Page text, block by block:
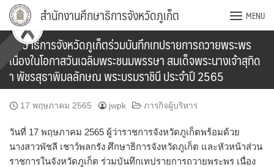
Skip
content
สำนักงานศึกษาธิการจังหวัดภูเก็ต MENU
ศึกษาธิการจังหวัดภูเก็ตร่วมบันทึกเทปรายการถวายพระพร
เนื่องในโอกาสวันเฉลิมพระชนมพรรษา สมเด็จพระนางเจ้าสุทิด
า พัชรสุธาพิมลลักษณ พระบรมราชินี ประจำปี 2565
17 พฤษภาคม 2565 jwpk ภารกิจผู้บริหาร
วันที่ 17 พฤษภาคม 2565 ผู้ว่าราชการจังหวัดภูเก็ตพร้อมด้วย
นางสาวพัชลี เชาว์พลกรัง ศึกษาธิการจังหวัดภูเก็ต และหัวหน้าส่วน
ราชการในจังหวัดภูเก็ต ร่วมบันทึกเทปรายการถวายพระพร เนื่อง